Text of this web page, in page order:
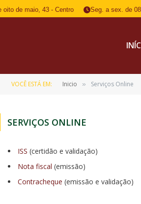
oito de maio, 43 - Centro Seg. a sex. de
VOCÊ ESTÁ EM: Inicio » Serviços Online
SERVIÇOS ONLINE
ISS (certidão e validação)
Nota fiscal (emissão)
Contracheque (emissão e validação)